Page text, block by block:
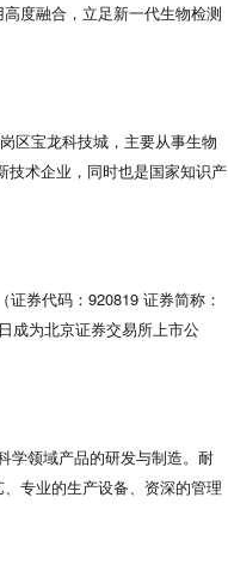
度融合，立足新一代生物检测
技术平台，博奥晶典向国内外
生物芯片相关产品两次荣获
实力，凭借国资背景、创新引
药等临床急需的分子检测类产
学领域领军企业，博奥晶典始
区宝龙科技城，主要从事生物
技术企业，同时也是国家知识产
品牌等多项荣誉。 亚辉龙专
七大检测业务领域。300余种
达70%。立足国内市场的同
得到了全球客户的青睐和认
类生命健康事业提供卓越的产
券代码：920819 证券简称：
成为北京证券交易所上市公
剂产品的研发、生产、销售和
球20余个国家和地区，服务于
（朗盛）、BASF（巴斯
学领域产品的研发与制造。耐
专业的生产设备、资深的管理
领先的生命科学行业多领域发